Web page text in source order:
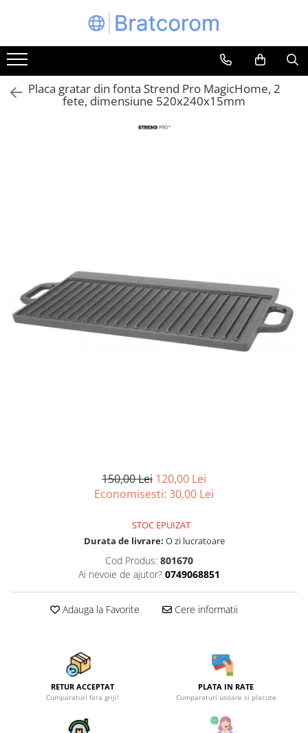
Toate Produsele
Articole animale
Adapatoare animale
Articole mobila
Articole organizare
Articole Sportive
Accesorii gresie si faianta
Accesorii pentru faianta, gresie si
Accesorii vopsire si tencuire
Sarma constructii
Scule, unelte si masini
Sfoara si franghii
Placa gratar din fonta Strend Pro MagicHome, 2
fete, dimensiune 520x240x15mm
150,00 Lei 120,00 Lei
Economisesti: 30,00 Lei
STOC EPUIZAT
Durata de livrare: O zi lucratoare
Cod Produs: 801670
Ai nevoie de ajutor? 0749068851
Adauga la Favorite Cere informatii
RETUR ACCEPTAT
Cumparaturi fara griji!
PLATA IN RATE
Cumparaturi usoare si placute